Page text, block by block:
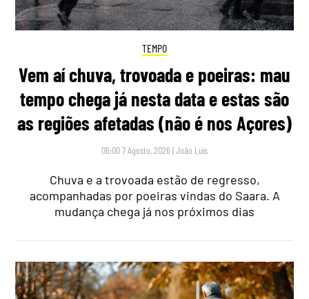
TEMPO
Vem aí chuva, trovoada e poeiras: mau
tempo chega já nesta data e estas são
as regiões afetadas (não é nos Açores)
06:00 7 Agosto, 2026 |João Luís
Chuva e a trovoada estão de regresso,
acompanhadas por poeiras vindas do Saara. A
mudança chega já nos próximos dias